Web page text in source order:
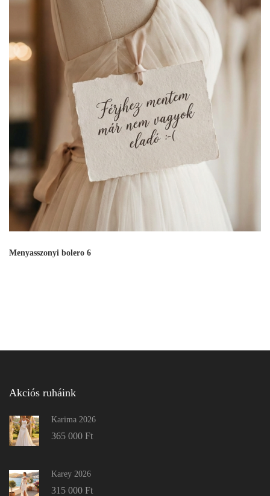
Menyasszonyi bolero 6
Akciós ruháink
Karima 2026
365 000 Ft
Karey 2026
315 000 Ft